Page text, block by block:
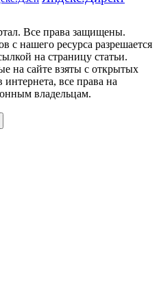
Все права защищены.
с нашего ресурса разрешается
на страницу статьи.
на сайте взяты с открытых
все права на
владельцам.